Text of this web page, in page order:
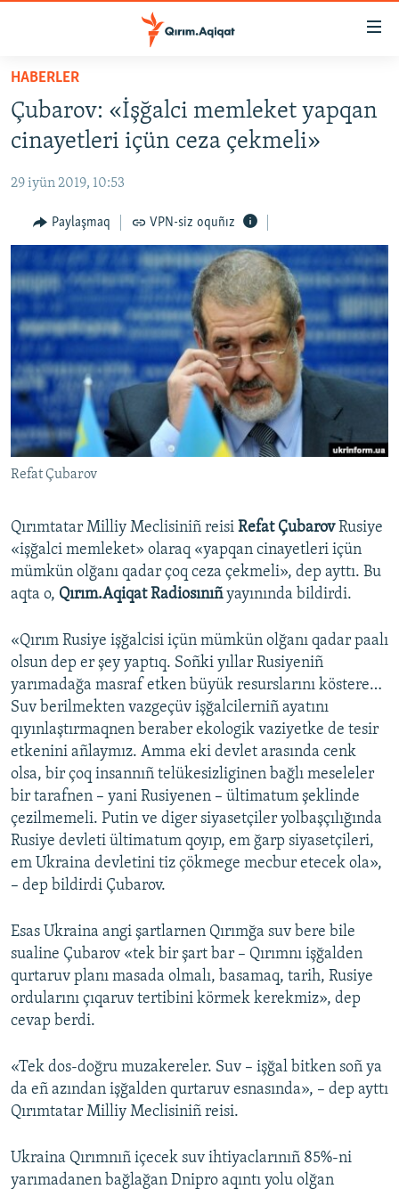
Esas
qaytmaq
Baş
navigatsiyağa
qaytmaq
qaytmaq
HABERLER
SİYASET
İQTİSADİYAT
CEMİYET
MEDENİYET
İNSAN AQLARI
VİDEO
SÜRET
BLOGLAR
FİKİR
Русский
Українською
RFE/RS bütün saytları
HABERLER
Çubarov: «İşğalci memleket yapqan
cinayetleri içün ceza çekmeli»
29 iyün 2019, 10:53
Paylaşmaq VPN-siz oquñız
Refat Çubarov
Qırımtatar Milliy Meclisiniñ reisi Refat ÇubarovRusiye
«işğalci memleket» olaraq «yapqan cinayetleri içün
mümkün olğanı qadar çoq ceza çekmeli», dep ayttı. Bu
aqta o, Qırım.Aqiqat Radiosınıñyayınında bildirdi.
«Qırım Rusiye işğalcisi içün mümkün olğanı qadar paalı
olsun dep er şey yaptıq. Soñki yıllar Rusiyeniñ
yarımadağa masraf etken büyük resurslarını köstere…
Suv berilmekten vazgeçüv işğalcilerniñ ayatını
qıyınlaştırmaqnen beraber ekologik vaziyetke de tesir
etkenini añlaymız. Amma eki devlet arasında cenk
olsa, bir çoq insannıñ telükesizliginen bağlı meseleler
bir tarafnen – yani Rusiyenen – ültimatum şeklinde
çezilmemeli. Putin ve diger siyasetçiler yolbaşçılığında
Rusiye devleti ültimatum qoyıp, em ğarp siyasetçileri,
em Ukraina devletini tiz çökmege mecbur etecek ola»,
– dep bildirdi Çubarov.
Esas Ukraina angi şartlarnen Qırımğa suv bere bile
sualine Çubarov «tek bir şart bar – Qırımnı işğalden
qurtaruv planı masada olmalı, basamaq, tarih, Rusiye
ordularını çıqaruv tertibini körmek kerekmiz», dep
cevap berdi.
«Tek dos-doğru muzakereler. Suv – işğal bitken soñ ya
da eñ azından işğalden qurtaruv esnasında», – dep ayttı
Qırımtatar Milliy Meclisiniñ reisi.
Ukraina Qırımnıñ içecek suv ihtiyaclarınıñ 85%-ni
yarımadanen bağlağan Dnipro aqıntı yolu olğan